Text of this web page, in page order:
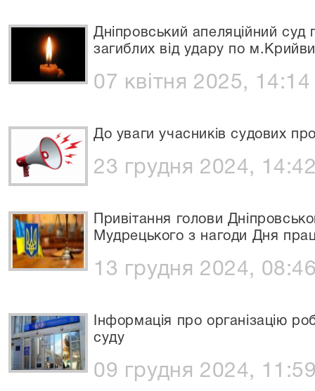
Дніпровський апеляційний суд
загиблих від удару по
07 квітня 2025, 14:14
До уваги учасників судових
23 грудня 2024,
Привітання голови
Мудрецького з нагоди Дня
13 грудня 2024,
Інформація про організацію
суду
09 грудня 2024,